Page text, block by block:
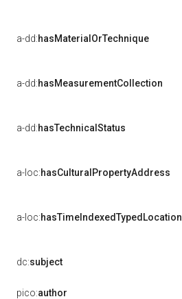
a-dd:hasMaterialOrTechnique
a-dd:hasMeasurementCollection
a-dd:hasTechnicalStatus
a-loc:hasCulturalPropertyAddress
a-loc:hasTimeIndexedTypedLocation
dc:subject
pico:author